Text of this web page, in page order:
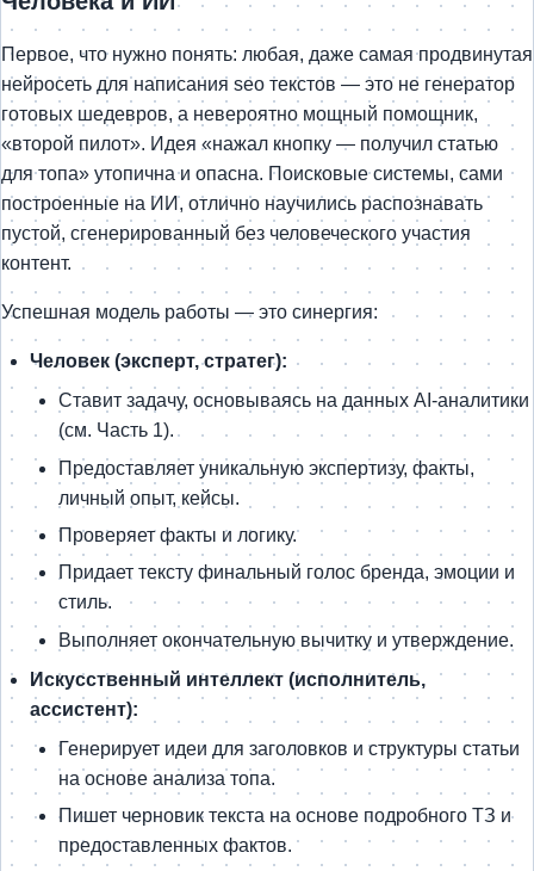
Первое, что нужно понять: любая, даже самая продвинутая
нейросеть для написания seo текстов — это не генератор
готовых шедевров, а невероятно мощный помощник,
«второй пилот». Идея «нажал кнопку — получил статью
для топа» утопична и опасна. Поисковые системы, сами
построенные на ИИ, отлично научились распознавать
пустой, сгенерированный без человеческого участия
контент.
Успешная модель работы — это синергия:
Человек (эксперт, стратег):
Ставит задачу, основываясь на данных AI-аналитики
(см. Часть 1).
Предоставляет уникальную экспертизу, факты,
личный опыт, кейсы.
Проверяет факты и логику.
Придает тексту финальный голос бренда, эмоции и
стиль.
Выполняет окончательную вычитку и утверждение.
Искусственный интеллект (исполнитель,
ассистент):
Генерирует идеи для заголовков и структуры статьи
на основе анализа топа.
Пишет черновик текста на основе подробного ТЗ и
предоставленных фактов.